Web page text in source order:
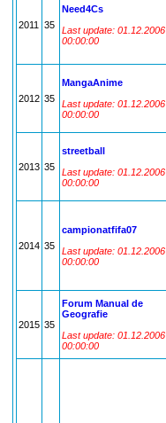
2011 35
Need4Cs
Last update: 01.12.2006
00:00:00
2012 35
MangaAnime
Last update: 01.12.2006
00:00:00
2013 35
streetball
Last update: 01.12.2006
00:00:00
2014 35
campionatfifa07
Last update: 01.12.2006
00:00:00
2015 35
Forum Manual de
Geografie
Last update: 01.12.2006
00:00:00